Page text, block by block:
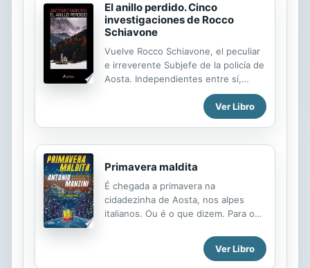
El anillo perdido. Cinco
investigaciones de Rocco
Schiavone
Vuelve Rocco Schiavone, el peculiar
e irreverente Subjefe de la policía de
Aosta. Independientes entre sí,
estos cinco relatos, leídos en
conjunto, componen una imagen
única del subjefe Rocco Schiavone,
seguidores como a quienes nunca
han leído sus investigaciones. En el
identificado aparece extendido sobre
el ataúd de una mujer, con un anillo
de bodas como única pista. Las
montañera de tres amigos que
termina con un muerto; un partido
Ver Libro
Primavera maldita
É chegada a primavera na
cidadezinha de Aosta, nos alpes
italianos. Ou é o que dizem. Para o
não daria para chamar aquilo de
primavera, com toda aquela neve e
Ver Libro